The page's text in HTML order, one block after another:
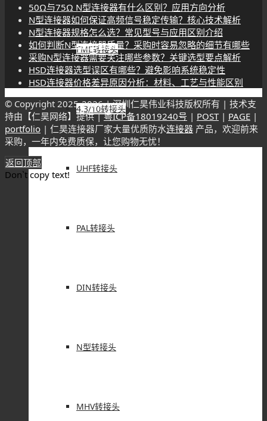
FME转接头
4.3/10转接头
UHF转接头
PAL转接头
DIN转接头
N型转接头
MHV转接头
50Ω与75Ω N型连接器有什么区别？应用方向分析
N型连接器如何保证高频信号稳定传输？核心技术解析
N型连接器规格怎么选？常见型号与应用区别介绍
如何判断N型连接器质量？采购时容易忽略的细节有哪些
采购N型连接器需要关注哪些参数？关键选型要点解析
HSD连接器选型误区有哪些？避免影响系统稳定性
HSD连接器价格差异原因分析：材料、工艺与性能区别
© Copyright 2025-2026 | 深圳仁昊伟业科技版权所有 | 技术支
持由【仁昊网络】提供 |粤ICP备18019240号 | POST| PAGE |
portfolio | 仁昊连接器厂家大量优质防水连接器 产品，欢迎前来
采购，一年内免费质保，让您购物无忧！
返回顶部
Don`t copy text!